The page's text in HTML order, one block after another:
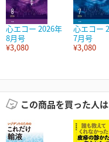
心エコー 2026年
8月号
¥3,080
心エコー
7月号
¥3,080
この商品を買った人